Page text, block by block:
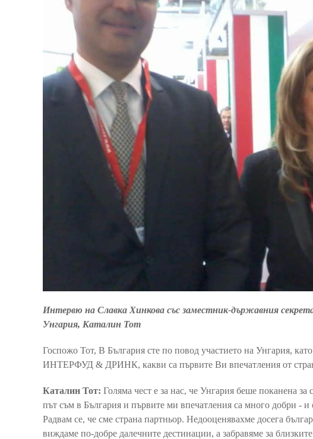
Интервю на Славка Хинкова със заместник-държавния
Унгария, Каталин Тот
Госпожо Тот, В България сте по повод участието на Унгария,
ИНТЕРФУД & ДРИНК, какви са първите Ви впечатления от
Каталин Тот: Голяма чест е за нас, че Унгария беше поканена
път съм в България и първите ми впечатления са много добри - и
Радвам се, че сме страна партньор. Недооценявахме досега
виждаме по-добре далечните дестинации, а забравяме за